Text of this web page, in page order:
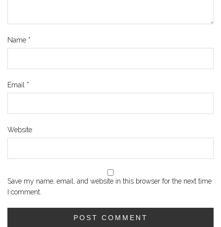
Name *
Email *
Website
Save my name, email, and website in this browser for the next time
I comment.